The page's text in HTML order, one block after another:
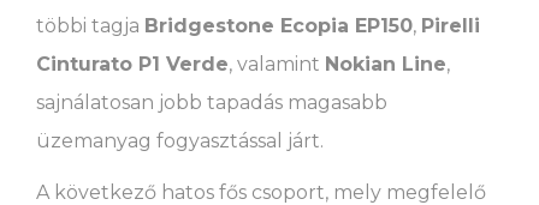
többi tagja Bridgestone Ecopia EP150, Pirelli
Cinturato P1 Verde, valamint Nokian Line,
sajnálatosan jobb tapadás magasabb
üzemanyag fogyasztással járt.
A következő hatos fős csoport, mely megfelelő